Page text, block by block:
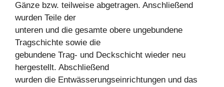
Gänze bzw. teilweise abgetragen. Anschließend
wurden Teile der
unteren und die gesamte obere ungebundene
Tragschichte sowie die
gebundene Trag- und Deckschicht wieder neu
hergestellt. Abschließend
wurden die Entwässerungseinrichtungen und das